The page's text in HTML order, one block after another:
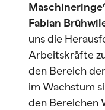
Fabian
uns die
Arbeitskräfte
den Bereich
im Wachstum
den Bereichen